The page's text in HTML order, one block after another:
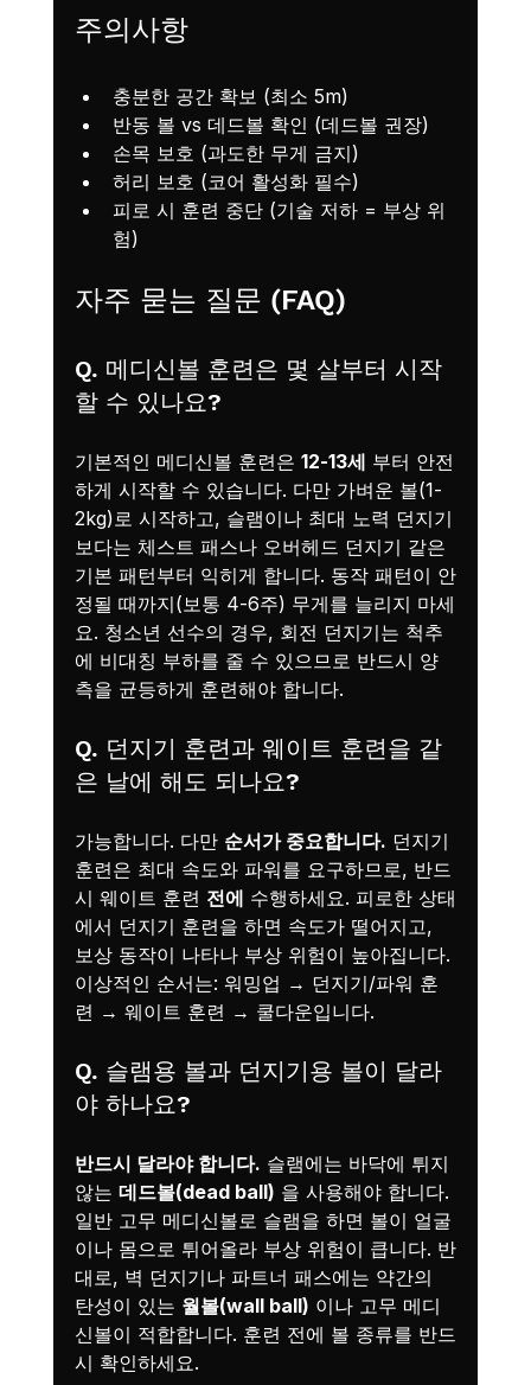
주의사항
충분한 공간 확보 (최소 5m)
반동 볼 vs 데드볼 확인 (데드볼 권장)
손목 보호 (과도한 무게 금지)
허리 보호 (코어 활성화 필수)
피로 시 훈련 중단 (기술 저하 = 부상 위
험)
자주 묻는 질문 (FAQ)
Q. 메디신볼 훈련은 몇 살부터 시작
할 수 있나요?
기본적인 메디신볼 훈련은 12-13세 부터 안전
하게 시작할 수 있습니다. 다만 가벼운 볼(1-
2kg)로 시작하고, 슬램이나 최대 노력 던지기
보다는 체스트 패스나 오버헤드 던지기 같은
기본 패턴부터 익히게 합니다. 동작 패턴이 안
정될 때까지(보통 4-6주) 무게를 늘리지 마세
요. 청소년 선수의 경우, 회전 던지기는 척추
에 비대칭 부하를 줄 수 있으므로 반드시 양
측을 균등하게 훈련해야 합니다.
Q. 던지기 훈련과 웨이트 훈련을 같
은 날에 해도 되나요?
가능합니다. 다만 순서가 중요합니다. 던지기
훈련은 최대 속도와 파워를 요구하므로, 반드
시 웨이트 훈련 전에 수행하세요. 피로한 상태
에서 던지기 훈련을 하면 속도가 떨어지고,
보상 동작이 나타나 부상 위험이 높아집니다.
이상적인 순서는: 워밍업 → 던지기/파워 훈
련 → 웨이트 훈련 → 쿨다운입니다.
Q. 슬램용 볼과 던지기용 볼이 달라
야 하나요?
반드시 달라야 합니다. 슬램에는 바닥에 튀지
않는 데드볼(dead ball) 을 사용해야 합니다.
일반 고무 메디신볼로 슬램을 하면 볼이 얼굴
이나 몸으로 튀어올라 부상 위험이 큽니다. 반
대로, 벽 던지기나 파트너 패스에는 약간의
탄성이 있는 월볼(wall ball) 이나 고무 메디
신볼이 적합합니다. 훈련 전에 볼 종류를 반드
시 확인하세요.